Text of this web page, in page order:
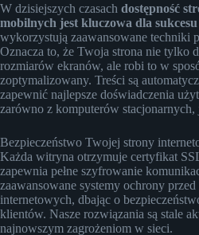
W dzisiejszych czasach dostępność
mobilnych jest kluczowa dla
wykorzystują zaawansowane techniki
Oznacza to, że Twoja strona nie tylko
rozmiarów ekranów, ale robi to w
zoptymalizowany. Treści są
zapewnić najlepsze doświadczenia
zarówno z komputerów
Bezpieczeństwo Twojej strony
Każda witryna otrzymuje certyfikat
zapewnia pełne szyfrowanie
zaawansowane systemy ochrony
internetowych, dbając o
klientów. Nasze rozwiązania są stale
najnowszym zagrożeniom w sieci.